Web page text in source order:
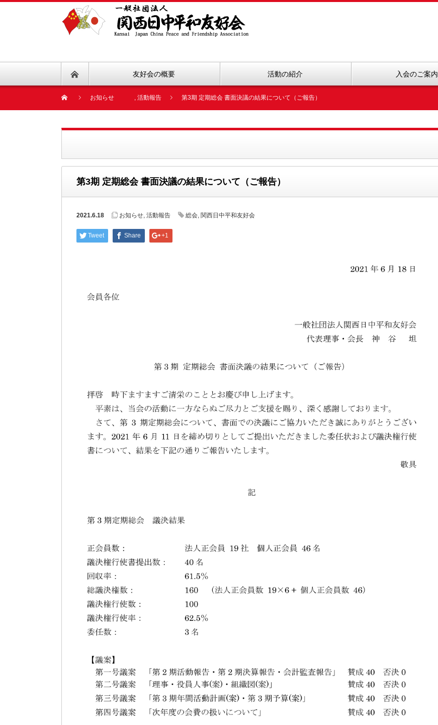
友好会の概要 活動の紹介 入会のご案内
お知らせ , 活動報告 第3期 定期総会 書面決議の結果について（ご報告）
第3期 定期総会 書面決議の結果について（ご報告）
2021.6.18 お知らせ, 活動報告 総会, 関西日中平和友好会
Tweet Share +1